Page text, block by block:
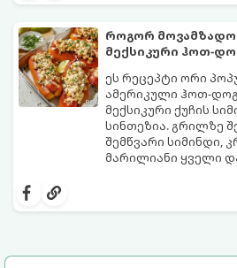
როგორ
მექსიკური ჰოთ-
ეს რეცეპტი ორი
ამერიკული ჰოთ-
მექსიკური ქუჩის
სინთეზია. გრილზე
შემწვარი სიმინდი,
მარილიანი ყველი
წვეულებებისთვის,
ულუფა: 8 პორცია